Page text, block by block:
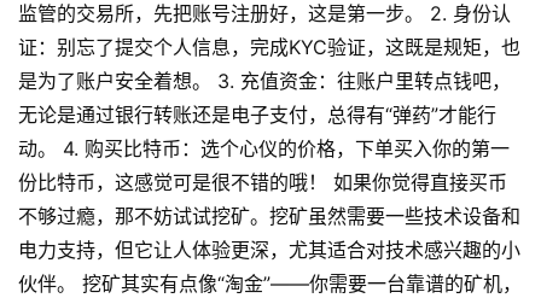
监管的交易所，先把账号注册好，这是第一步。 2. 身份认
证：别忘了提交个人信息，完成KYC验证，这既是规矩，也
是为了账户安全着想。 3. 充值资金：往账户里转点钱吧，
无论是通过银行转账还是电子支付，总得有“弹药”才能行
动。 4. 购买比特币：选个心仪的价格，下单买入你的第一
份比特币，这感觉可是很不错的哦！ 如果你觉得直接买币
不够过瘾，那不妨试试挖矿。挖矿虽然需要一些技术设备和
电力支持，但它让人体验更深，尤其适合对技术感兴趣的小
伙伴。 挖矿其实有点像“淘金”——你需要一台靠谱的矿机，